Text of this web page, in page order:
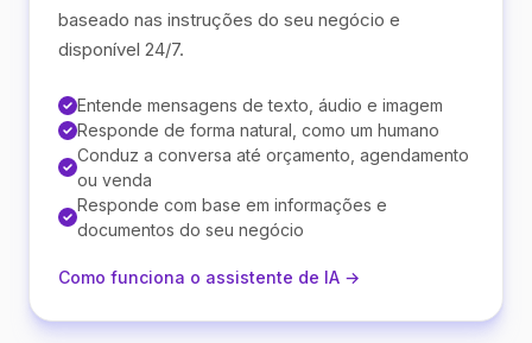
baseado nas instruções do seu negócio e
disponível 24/7.
Entende mensagens de texto, áudio e imagem
Responde de forma natural, como um humano
Conduz a conversa até orçamento, agendamento
ou venda
Responde com base em informações e
documentos do seu negócio
Como funciona o assistente de IA →